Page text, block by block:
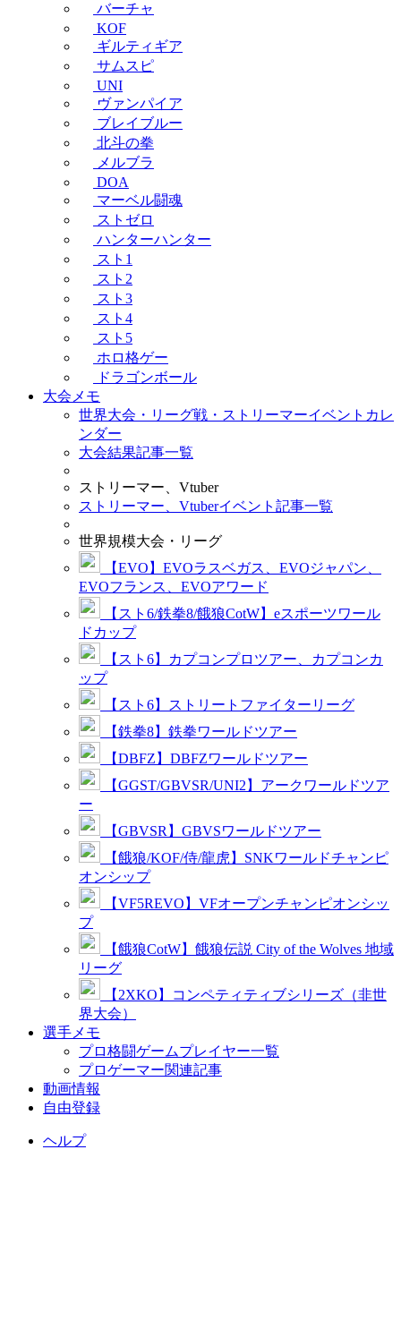
バーチャ
KOF
ギルティギア
サムスピ
UNI
ヴァンパイア
ブレイブルー
北斗の拳
メルブラ
DOA
マーベル闘魂
ストゼロ
ハンターハンター
スト1
スト2
スト3
スト4
スト5
ホロ格ゲー
ドラゴンボール
大会メモ
世界大会・リーグ戦・ストリーマーイベントカレ
ンダー
大会結果記事一覧
ストリーマー、Vtuber
ストリーマー、Vtuberイベント記事一覧
世界規模大会・リーグ
【EVO】EVOラスベガス、EVOジャパン、
EVOフランス、EVOアワード
【スト6/鉄拳8/餓狼CotW】eスポーツワール
ドカップ
【スト6】カプコンプロツアー、カプコンカ
ップ
【スト6】ストリートファイターリーグ
【鉄拳8】鉄拳ワールドツアー
【DBFZ】DBFZワールドツアー
【GGST/GBVSR/UNI2】アークワールドツア
ー
【GBVSR】GBVSワールドツアー
【餓狼/KOF/侍/龍虎】SNKワールドチャンピ
オンシップ
【VF5REVO】VFオープンチャンピオンシッ
プ
【餓狼CotW】餓狼伝説 City of the Wolves 地域
リーグ
【2XKO】コンペティティブシリーズ（非世
界大会）
選手メモ
プロ格闘ゲームプレイヤー一覧
プロゲーマー関連記事
動画情報
自由登録
ヘルプ